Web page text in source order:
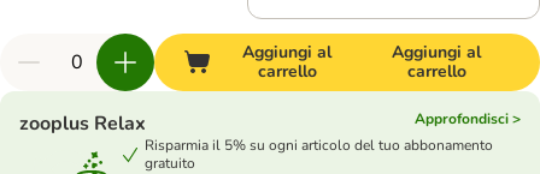
Aggiungi al
carrello
Aggiungi al
carrello
zooplus Relax
Approfondisci >
Risparmia il 5% su ogni articolo del tuo abbonamento
gratuito